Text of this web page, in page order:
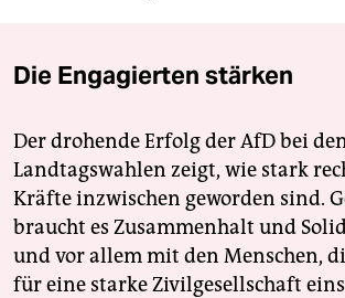
Die Engagierten stärken
Der drohende Erfolg der AfD bei
Landtagswahlen zeigt, wie stark
Kräfte inzwischen geworden sind.
braucht es Zusammenhalt und
und vor allem mit den Menschen,
für eine starke Zivilgesellschaft